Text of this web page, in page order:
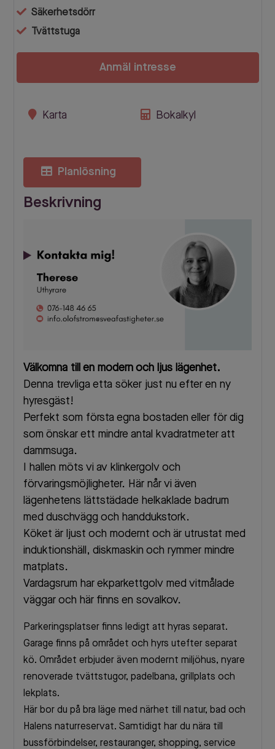
Säkerhetsdörr
Tvättstuga
Anmäl intresse
Karta Bokalkyl
Planlösning
Beskrivning
Välkomna till en modern och ljus lägenhet.
Denna trevliga etta söker just nu efter en ny
hyresgäst!
Perfekt som första egna bostaden eller för dig
som önskar ett mindre antal kvadratmeter att
dammsuga.
I hallen möts vi av klinkergolv och
förvaringsmöjligheter. Här når vi även
lägenhetens lättstädade helkaklade badrum
med duschvägg och handdukstork.
Köket är ljust och modernt och är utrustat med
induktionshäll, diskmaskin och rymmer mindre
matplats.
Vardagsrum har ekparkettgolv med vitmålade
väggar och här finns en sovalkov.
Parkeringsplatser finns ledigt att hyras separat.
Garage finns på området och hyrs utefter separat
kö. Området erbjuder även modernt miljöhus, nyare
renoverade tvättstugor, padelbana, grillplats och
lekplats.
Här bor du på bra läge med närhet till natur, bad och
Halens naturreservat. Samtidigt har du nära till
bussförbindelser, restauranger, shopping, service